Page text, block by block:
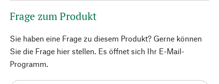
Frage zum Produkt
Sie haben eine Frage zu diesem Produkt? Gerne können
Sie die Frage hier stellen. Es öffnet sich Ihr E-Mail-
Programm.